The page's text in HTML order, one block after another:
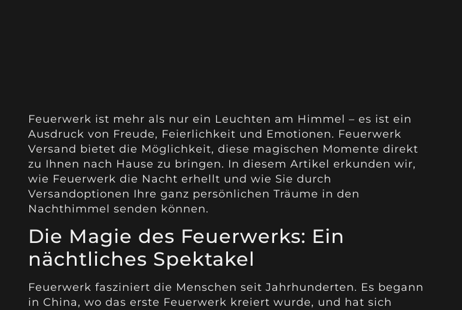
Feuerwerk ist mehr als nur ein Leuchten am Himmel – es ist ein
Ausdruck von Freude, Feierlichkeit und Emotionen. Feuerwerk
Versand bietet die Möglichkeit, diese magischen Momente direkt
zu Ihnen nach Hause zu bringen. In diesem Artikel erkunden wir,
wie Feuerwerk die Nacht erhellt und wie Sie durch
Versandoptionen Ihre ganz persönlichen Träume in den
Nachthimmel senden können.
Die Magie des Feuerwerks: Ein
nächtliches Spektakel
Feuerwerk fasziniert die Menschen seit Jahrhunderten. Es begann
in China, wo das erste Feuerwerk kreiert wurde, und hat sich